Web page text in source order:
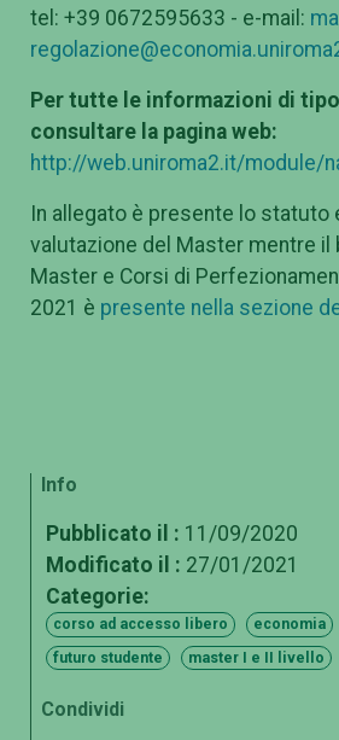
tel: +39 0672595633 - e-mail:
Per tutte le informazioni di
consultare la pagina web:
http://web.uniroma2.it/module/
In allegato è presente lo statuto
valutazione del Master mentre il
Master e Corsi di
2021 è presente nella sezione
Info
Pubblicato il : 11/09/2020
Modificato il : 27/01/2021
Categorie:
corso ad accesso libero economia
futuro studente
master I e II livello
Condividi